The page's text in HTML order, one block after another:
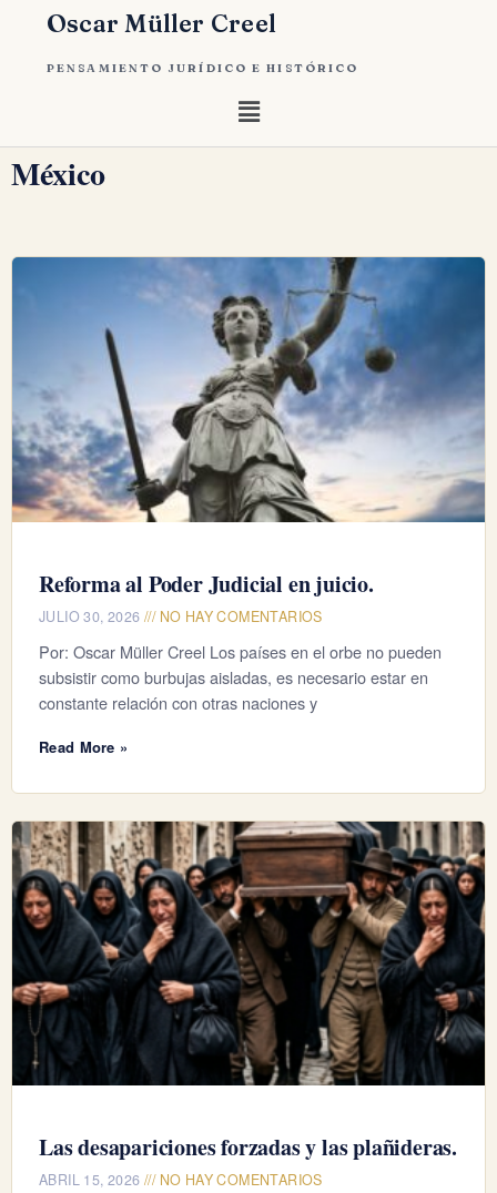
Oscar Müller Creel
PENSAMIENTO JURÍDICO E HISTÓRICO
México
Reforma al Poder Judicial en juicio.
JULIO 30, 2026 NO HAY COMENTARIOS
Por: Oscar Müller Creel Los países en el orbe no pueden
subsistir como burbujas aisladas, es necesario estar en
constante relación con otras naciones y
Read More »
Las desapariciones forzadas y las plañideras.
ABRIL 15, 2026 NO HAY COMENTARIOS